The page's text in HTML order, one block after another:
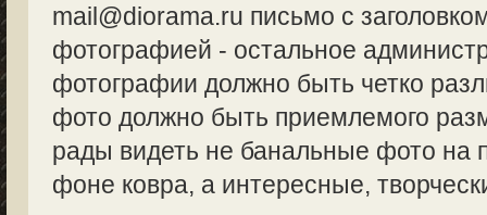
mail@diorama.ru письмо с
фотографией - остальное
фотографии должно быть четко
фото должно быть приемлемого
рады видеть не банальные фото на
фоне ковра, а интересные,